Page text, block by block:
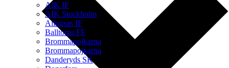
AIK IF
AIK Stockholm
Alingsas IF
Balltorps FF
Brommapojkarna
Brommapojkarna
Danderyds SK